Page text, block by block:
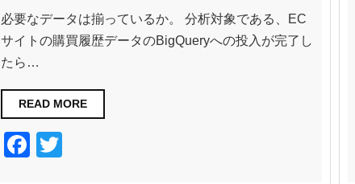
必要なデータは揃っているか。 分析対象である、EC
サイトの購買履歴データのBigQueryへの投入が完了し
たら…
READ MORE
F